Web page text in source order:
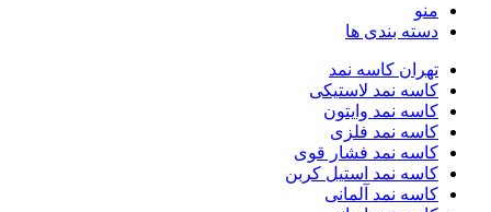
منو
دسته بندی ها
تهران کاسه نمد
کاسه نمد لاستیکی
کاسه نمد وایتون
کاسه نمد فلزی
کاسه نمد فشار قوی
کاسه نمد استیل کربن
کاسه نمد آلمانی